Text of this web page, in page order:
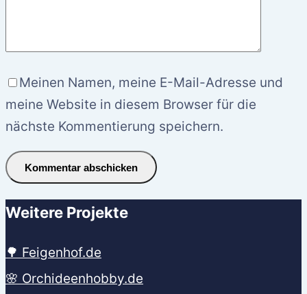
Meinen Namen, meine E-Mail-Adresse und
meine Website in diesem Browser für die
nächste Kommentierung speichern.
Kommentar abschicken
Weitere Projekte
🌳 Feigenhof.de
🌸 Orchideenhobby.de